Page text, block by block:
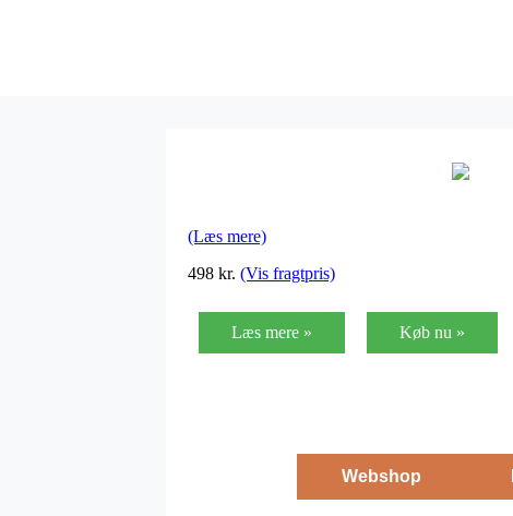
(Læs mere)
498 kr. (Vis fragtpris)
Læs mere » Køb nu »
Webshop